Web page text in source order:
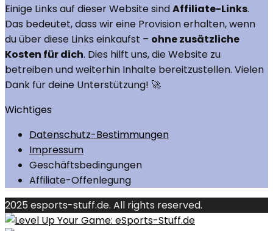
Einige Links auf dieser Website sindAffiliate-Links.
Das bedeutet, dass wir eine Provision erhalten, wenn
du über diese Links einkaufst – ohne zusätzliche
Kosten für dich. Dies hilft uns, die Website zu
betreiben und weiterhin Inhalte bereitzustellen. Vielen
Dank für deine Unterstützung! 🚀
Wichtiges
Datenschutz-Bestimmungen
Impressum
Geschäftsbedingungen
Affiliate-Offenlegung
2025 esports-stuff.de. All rights reserved.